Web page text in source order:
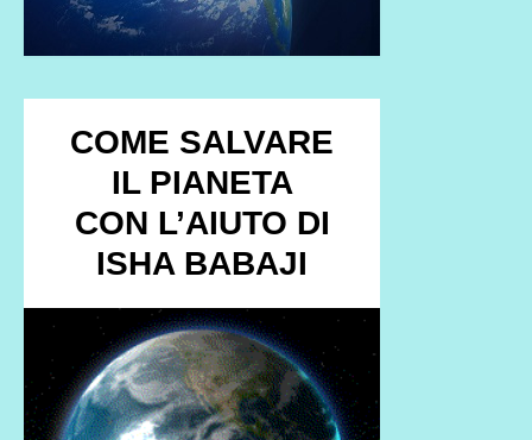
COME SALVARE
IL PIANETA
CON L’AIUTO DI
ISHA BABAJI